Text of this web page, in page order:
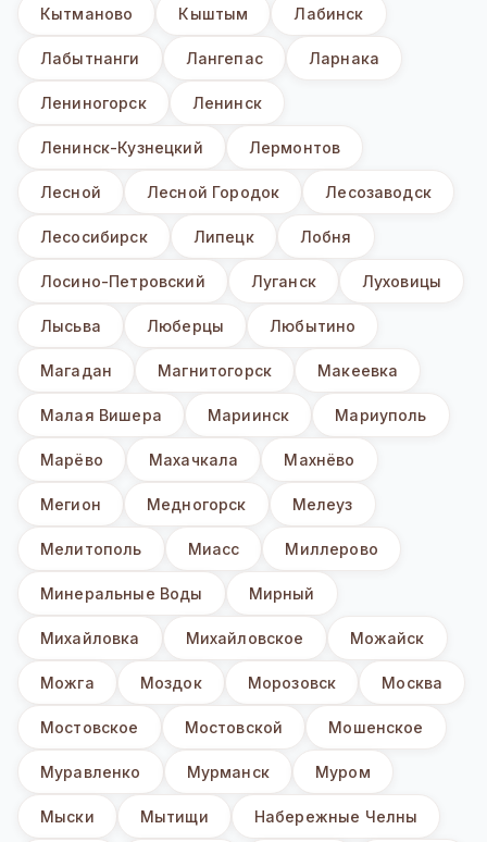
Кытманово Кыштым Лабинск
Лабытнанги Лангепас Ларнака
Лениногорск Ленинск
Ленинск-Кузнецкий Лермонтов
Лесной Лесной Городок Лесозаводск
Лесосибирск Липецк Лобня
Лосино-Петровский Луганск Луховицы
Лысьва Люберцы Любытино
Магадан Магнитогорск Макеевка
Малая Вишера Мариинск Мариуполь
Марёво Махачкала Махнёво
Мегион Медногорск Мелеуз
Мелитополь Миасс Миллерово
Минеральные Воды Мирный
Михайловка Михайловское Можайск
Можга Моздок Морозовск Москва
Мостовское Мостовской Мошенское
Муравленко Мурманск Муром
Мыски Мытищи Набережные Челны